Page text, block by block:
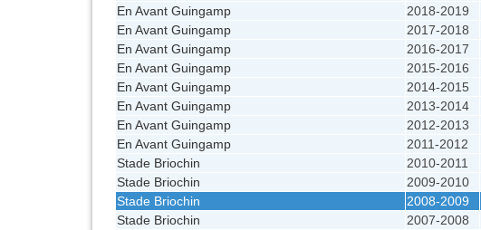
En Avant Guingamp
2018-2019
En Avant Guingamp
2017-2018
En Avant Guingamp
2016-2017
En Avant Guingamp
2015-2016
En Avant Guingamp
2014-2015
En Avant Guingamp
2013-2014
En Avant Guingamp
2012-2013
En Avant Guingamp
2011-2012
Stade Briochin
2010-2011
Stade Briochin
2009-2010
Stade Briochin
2008-2009
Stade Briochin
2007-2008